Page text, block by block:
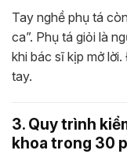
Tay nghề phụ tá
ca”. Phụ tá giỏi là
khi bác sĩ kịp mở
tay.
3. Quy trình
khoa trong 30